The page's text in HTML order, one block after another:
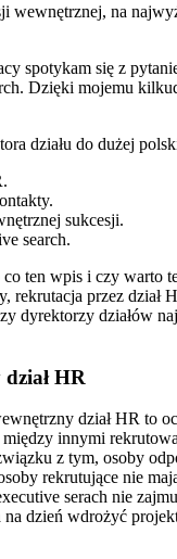
wewnętrznej, na
spotykam się z
Dzięki mojemu
działu do dużej
sukcesji.
search.
ten wpis i czy warto
rekrutacja przez
dyrektorzy działów
HR
dział HR to
innymi
z tym, osoby
rekrutujące nie
serach nie
dzień wdrożyć